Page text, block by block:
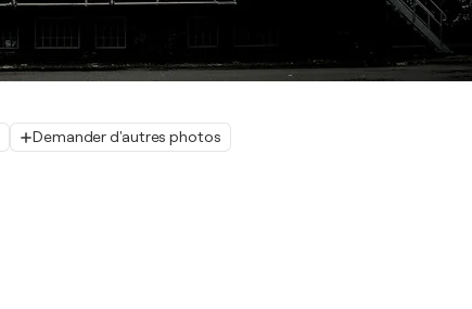
Demander d'autres photos